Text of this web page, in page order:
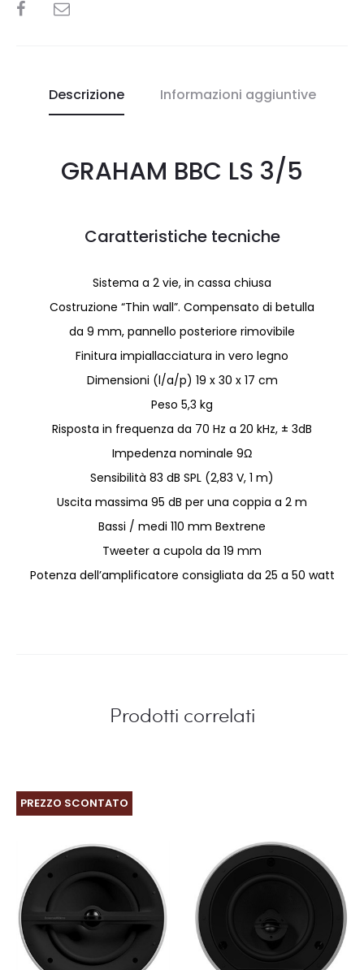
SHARE
Descrizione Informazioni aggiuntive
GRAHAM BBC LS 3/5
Caratteristiche tecniche
Sistema a 2 vie, in cassa chiusa
Costruzione “Thin wall”. Compensato di betulla
da 9 mm, pannello posteriore rimovibile
Finitura impiallacciatura in vero legno
Dimensioni (l/a/p) 19 x 30 x 17 cm
Peso 5,3 kg
Risposta in frequenza da 70 Hz a 20 kHz, ± 3dB
Impedenza nominale 9Ω
Sensibilità 83 dB SPL (2,83 V, 1 m)
Uscita massima 95 dB per una coppia a 2 m
Bassi / medi 110 mm Bextrene
Tweeter a cupola da 19 mm
Potenza dell’amplificatore consigliata da 25 a 50 watt
Prodotti correlati
PREZZO SCONTATO